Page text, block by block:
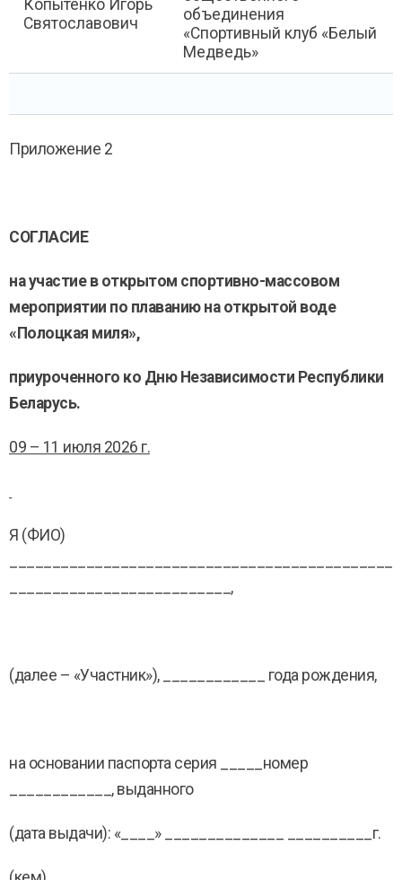
Копытенко Игорь
Святославович
объединения
«Спортивный клуб «Белый
Медведь»
Приложение 2
СОГЛАСИЕ
на участие в открытом спортивно-массовом
мероприятии по плаванию на открытой воде
«Полоцкая миля»,
приуроченного ко Дню Независимости Республики
Беларусь.
09 – 11 июля 2026 г.
Я (ФИО)
__________________________,
(далее – «Участник»), ____________ года рождения,
на основании паспорта серия _____номер
____________, выданного
(дата выдачи): «____» ______________ __________г.